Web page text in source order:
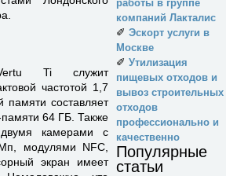
Ti служит
частотой 1,7
памяти составляет
64 ГБ. Также
камерами с
модулями NFC,
экран имеет
работы в группе
компаний Лакталис
✐ Эскорт услуги в
Москве
✐ Утилизация
пищевых отходов и
вывоз строительных
отходов
профессионально и
качественно
Популярные
статьи